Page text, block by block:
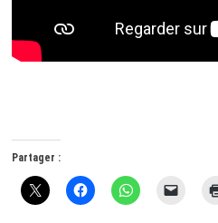
Partager :